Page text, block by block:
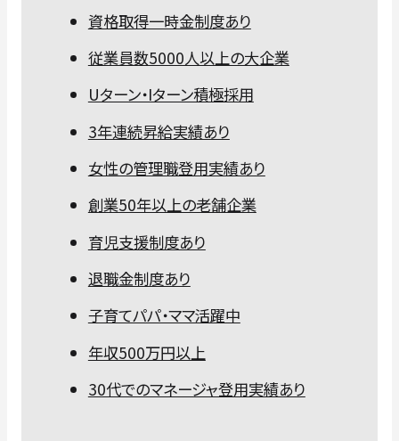
資格取得一時金制度あり
従業員数5000人以上の大企業
Uターン・Iターン積極採用
3年連続昇給実績あり
女性の管理職登用実績あり
創業50年以上の老舗企業
育児支援制度あり
退職金制度あり
子育てパパ・ママ活躍中
年収500万円以上
30代でのマネージャ登用実績あり